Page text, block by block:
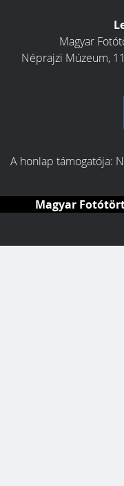
Magyar
Néprajzi Múzeum,
A honlap támogatója:
Magyar